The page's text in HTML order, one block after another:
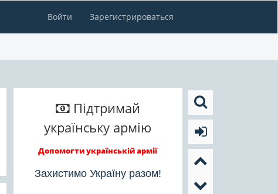
Войти Зарегистрироваться
Підтримай
українську армію
Допомогти українській армії
Захистимо Україну разом!